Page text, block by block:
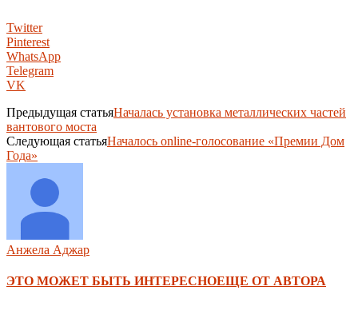
Twitter
Pinterest
WhatsApp
Telegram
VK
Предыдущая статьяНачалась установка металлических частей
вантового моста
Следующая статьяНачалось online-голосование «Премии Дом
Года»
Анжела Аджар
ЭТО МОЖЕТ БЫТЬ ИНТЕРЕСНОЕЩЕ ОТ АВТОРА